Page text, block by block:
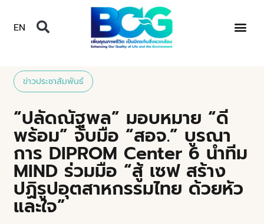
EN
ข่าวประชาสัมพันธ์
“ปลัดณัฐพล” มอบหมาย “ดี
พร้อม” จับมือ “สอจ.” บูรณา
การ DIPROM Center 6 นำทีม
MIND ร่วมมือ “สู้ เซฟ สร้าง
ปฏิรูปอุตสาหกรรมไทย ด้วยหัว
และใจ”